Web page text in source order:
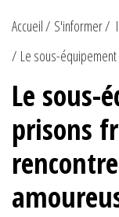
Accueil S'informer
Le sous-
Le sous-
prisons